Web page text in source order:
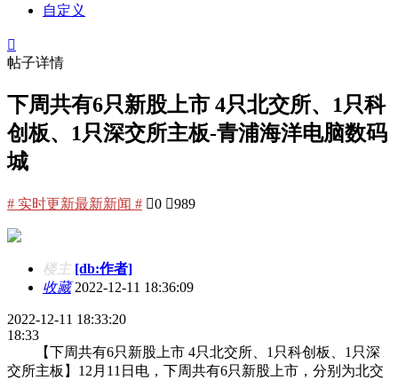
自定义

帖子详情
下周共有6只新股上市 4只北交所、1只科
创板、1只深交所主板-青浦海洋电脑数码
城
# 实时更新最新新闻 # 0 989
楼主 [db:作者]
收藏2022-12-11 18:36:09
2022-12-11 18:33:20
18:33
【下周共有6只新股上市 4只北交所、1只科创板、1只深
交所主板】12月11日电，下周共有6只新股上市，分别为北交